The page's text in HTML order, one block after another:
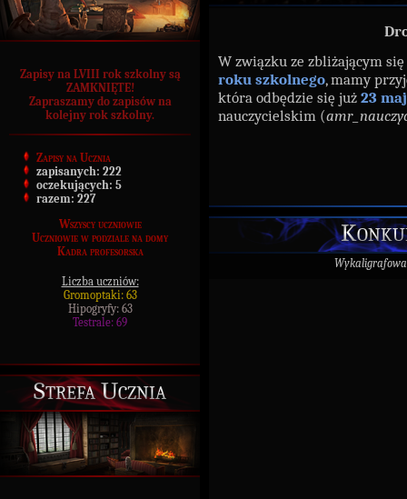
Zapisy na LVIII rok szkolny są
ZAMKNIĘTE!
Zapraszamy do zapisów na
kolejny rok szkolny.
Zapisy na Ucznia
zapisanych: 222
oczekujących: 5
razem: 227
Wszyscy uczniowie
Uczniowie w podziale na domy
Kadra profesorska
Liczba uczniów:
Gromoptaki: 63
Hipogryfy: 63
Testrale: 69
Strefa Ucznia
W związku ze zbliżającym
roku szkolnego, mamy
która odbędzie się już 23
nauczycielskim (